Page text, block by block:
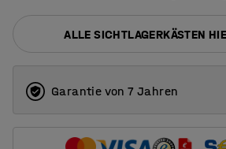
ALLE SICHTLAGERKÄSTEN
Garantie von 7 Jahren